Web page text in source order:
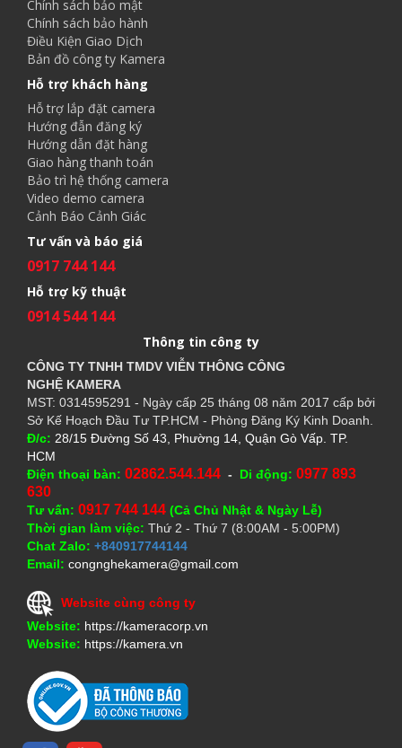
Chính sách bảo mật
Chính sách bảo hành
Điều Kiện Giao Dịch
Bản đồ công ty Kamera
Hỗ trợ khách hàng
Hỗ trợ lắp đặt camera
Hướng đẫn đăng ký
Hướng dẫn đặt hàng
Giao hàng thanh toán
Bảo trì hệ thống camera
Video demo camera
Cảnh Báo Cảnh Giác
Tư vấn và báo giá
0917 744 144
Hỗ trợ kỹ thuật
0914 544 144
Thông tin công ty
CÔNG TY TNHH TMDV VIỄN THÔNG CÔNG
NGHỆ KAMERA
MST: 0314595291 - Ngày cấp 25 tháng 08 năm 2017 cấp bởi
Sở Kế Hoạch Đầu Tư TP.HCM - Phòng Đăng Ký Kinh Doanh.
Đ/c: 28/15 Đường Số 43, Phường 14, Quận Gò Vấp. TP.
HCM
Điện thoại bàn: 02862.544.144 - Di động: 0977 893
630
Tư vấn: 0917 744 144 (Cả Chủ Nhật & Ngày Lễ)
Thời gian làm việc: Thứ 2 - Thứ 7 (8:00AM - 5:00PM)
Chat Zalo: +840917744144
Email: congnghekamera@gmail.com
Website cùng công ty
Website: https://kameracorp.vn
Website: https://kamera.vn